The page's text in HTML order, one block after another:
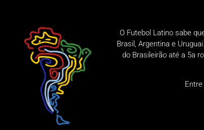
O Futebol Latino sabe
Brasil, Argentina e
do Brasileirão até a 5a